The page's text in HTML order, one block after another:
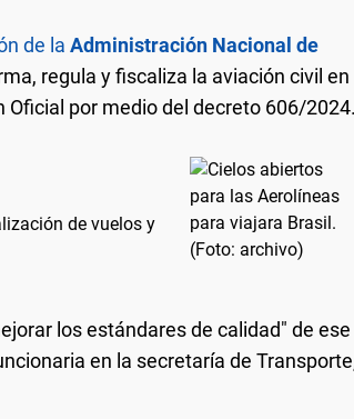
de la Administración Nacional de
regula y fiscaliza la aviación civil en
Oficial por medio del decreto 606/2024.
de vuelos y
los estándares de calidad" de ese
en la secretaría de